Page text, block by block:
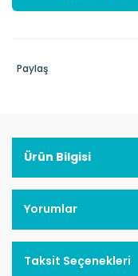
Paylaş
Ürün Bilgisi
Yorumlar
Taksit Seçenekleri